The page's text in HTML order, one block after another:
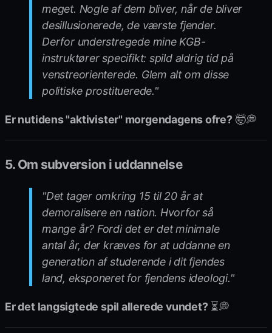
meget. Nogle af dem bliver, når de bliver
desillusionerede, de værste fjender.
Derfor understregede mine KGB-
instruktører specifikt: spild aldrig tid på
venstreorienterede. Glem alt om disse
politiske prostituerede."
Er nutidens "aktivister" morgendagens ofre?🤯💭
5. Om subversion i uddannelse
"Det tager omkring 15 til 20 år at
demoralisere en nation. Hvorfor så
mange år? Fordi det er det minimale
antal år, der kræves for at uddanne en
generation af studerende i dit fjendes
land, eksponeret for fjendens ideologi."
Er det langsigtede spil allerede vundet?⏳💭